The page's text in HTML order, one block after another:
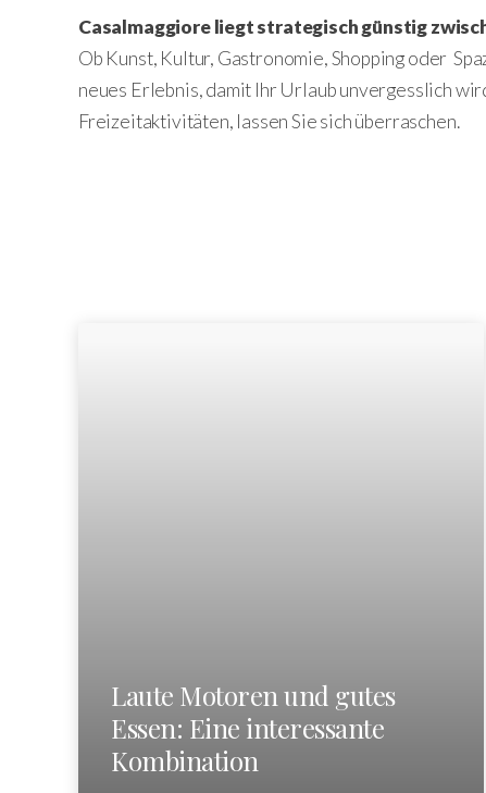
Casalmaggiore liegt strategisch günstig
Ob Kunst, Kultur, Gastronomie, Shopping oder
neues Erlebnis, damit Ihr Urlaub unvergesslich
Freizeitaktivitäten, lassen Sie sich überraschen.
Laute Motoren und gutes
Essen: Eine interessante
Kombination